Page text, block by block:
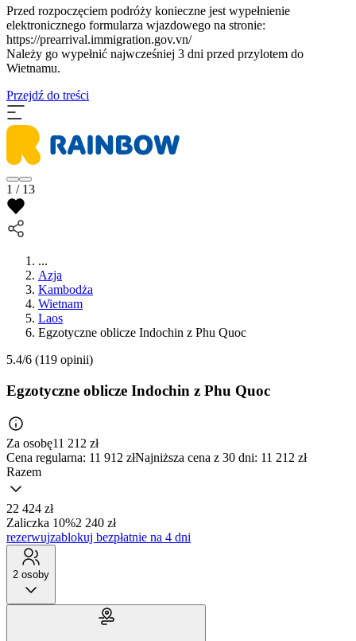
Przed rozpoczęciem podróży konieczne jest wypełnienie
elektronicznego formularza wjazdowego na stronie:
https://prearrival.immigration.gov.vn/
Należy go wypełnić najwcześniej 3 dni przed przylotem do
Wietnamu.
Przejdź do treści
1 / 13
...
Azja
Kambodża
Wietnam
Laos
Egzotyczne oblicze Indochin z Phu Quoc
5.4/6 (119 opinii)
Egzotyczne oblicze Indochin z Phu Quoc
Za osobę11 212 zł
Cena regularna: 11 912 złNajniższa cena z 30 dni: 11 212 zł
Razem
22 424 zł
Zaliczka 10%2 240 zł
rezerwujzablokuj bezpłatnie na 4 dni
2 osoby